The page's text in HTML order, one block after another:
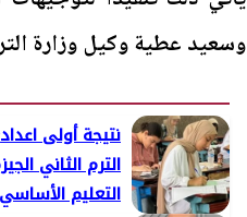
وسعيد عطية وكيل وزارة
الترم الثاني
التعليم الأساسي